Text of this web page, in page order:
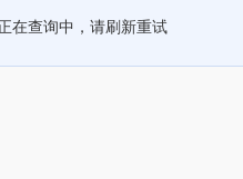
在查询中，请刷新重试